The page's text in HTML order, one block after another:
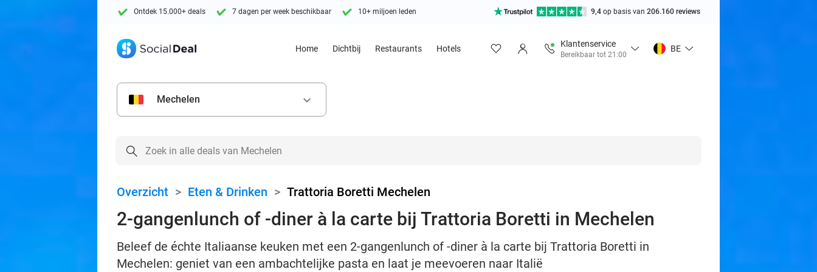
Ontdek 15.000+ deals 7 dagen per week beschikbaar 10+ miljoen leden 9,4 op basis van 206.160 reviews
Home Dichtbij Restaurants Hotels
Klantenservice
Bereikbaar tot 21:00
BE
Mechelen keyboard_arrow_down
Overzicht > Eten & Drinken > Trattoria Boretti Mechelen
2-gangenlunch of -diner à la carte bij Trattoria Boretti in Mechelen
Beleef de échte Italiaanse keuken met een 2-gangenlunch of -diner à la carte bij Trattoria Boretti in
Mechelen: geniet van een ambachtelijke pasta en laat je meevoeren naar Italië